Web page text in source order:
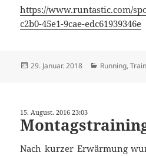
https://www.runtastic.com/
c2b0-45e1-9cae-edc61939346e
Veröffentlicht
29. Januar. 2018 Kategorien
Running,
15. August. 2016 23:03
Nach kurzer Erwärmung